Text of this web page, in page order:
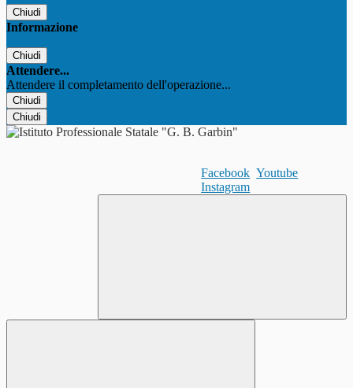
Chiudi
Informazione
Chiudi
Attendere...
Attendere il completamento dell'operazione...
Chiudi
Chiudi
Facebook Youtube
Instagram